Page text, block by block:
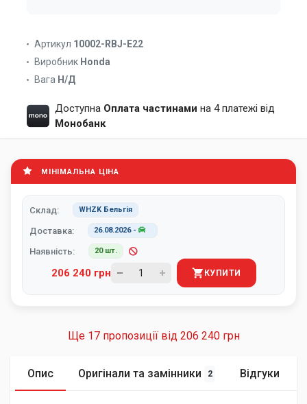
Артикул 10002-RBJ-E22
Виробник Honda
Вага Н/Д
Доступна Оплата частинами на 4 платежі від
Монобанк
МІНІМАЛЬНА ЦІНА
Склад: WHZK Бельгія
Доставка: 26.08.2026-
Наявність: 20 шт.
206 240 грн КУПИТИ
Ще 17 пропозиції від 206 240 грн
Опис Оригінали та замінники 2 Відгуки